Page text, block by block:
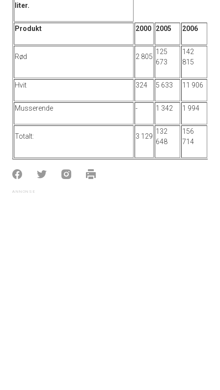
liter.
Produkt 2000 2005 2006
Rød 2 805
125
673
142
815
Hvit 324 5 633 11 906
Musserende - 1 342 1 994
Totalt: 3 129
132
648
156
714